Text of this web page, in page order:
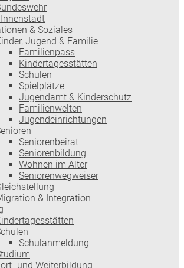
& Soziales
Jugend & Familie
Familienpass
Kindertages­stätten
Schulen
Spielplätze
Jugendamt & Kinderschutz
Familienwelten
Jugendeinrichtungen
Seniorenbeirat
Seniorenbildung
Wohnen im Alter
Seniorenwegweiser
& Integration
Schulanmeldung
und Weiterbildung